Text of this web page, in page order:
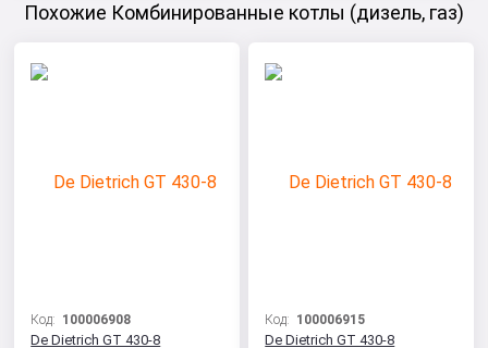
Похожие Комбинированные котлы (дизель, газ)
Код: 100006908
De Dietrich GT 430-8
Код: 100006915
De Dietrich GT 430-8